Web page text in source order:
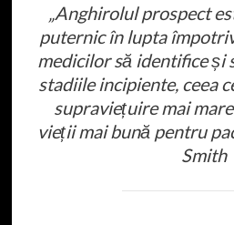
„Anghirolul prospect
puternic în lupta
medicilor să identifice și
stadiile incipiente, ceea
supraviețuire mai
vieții mai bună pentru
Smith